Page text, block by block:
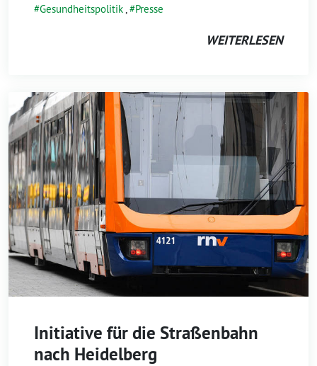
Gesundheitspolitik, Presse
WEITERLESEN
Initiative für die Straßenbahn
nach Heidelberg